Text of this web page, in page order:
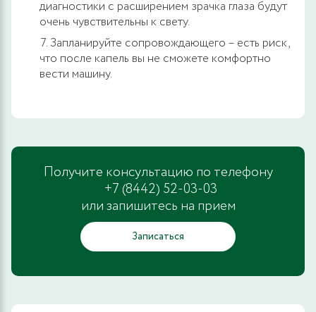
диагностики с расширением зрачка глаза будут
очень чувствительны к свету.
Запланируйте сопровождающего – есть риск,
что после капель вы не сможете комфортно
вести машину.
Получите консультацию по телефону
+7 (8442) 52-03-03
или запишитесь на прием
Записаться